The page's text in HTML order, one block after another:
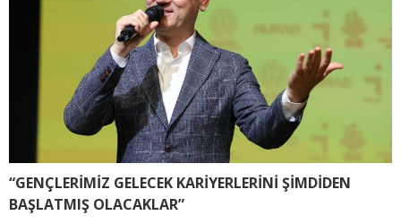
“GENÇLERİMİZ GELECEK KARİYERLERİNİ ŞİMDİDEN
BAŞLATMIŞ OLACAKLAR”